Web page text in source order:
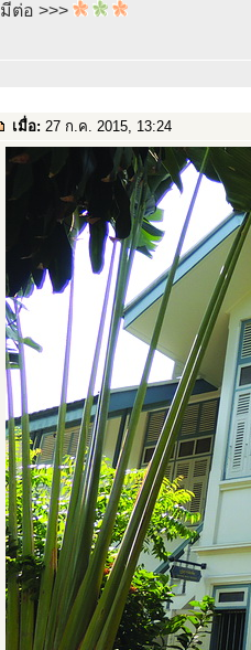
มีต่อ >>>
เมื่อ: 27 ก.ค. 2015, 13:24